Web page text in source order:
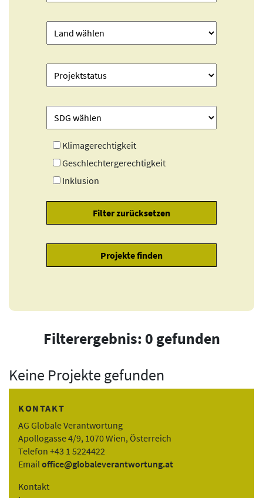
Klimagerechtigkeit
Geschlechtergerechtigkeit
Inklusion
Filterergebnis: 0 gefunden
Keine Projekte gefunden
KONTAKT
AG Globale Verantwortung
Apollogasse 4/9, 1070 Wien, Österreich
Telefon +43 1 5224422
Email office@globaleverantwortung.at
Kontakt